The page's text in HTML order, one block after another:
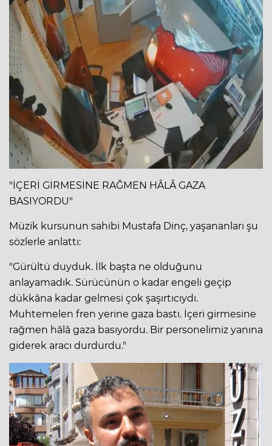
"İÇERİ GİRMESİNE RAĞMEN HÂLÂ GAZA
BASIYORDU"
Müzik kursunun sahibi Mustafa Dinç, yaşananları şu
sözlerle anlattı:
"Gürültü duyduk. İlk başta ne olduğunu
anlayamadık. Sürücünün o kadar engeli geçip
dükkâna kadar gelmesi çok şaşırtıcıydı.
Muhtemelen fren yerine gaza bastı. İçeri girmesine
rağmen hâlâ gaza basıyordu. Bir personelimiz yanına
giderek aracı durdurdu."